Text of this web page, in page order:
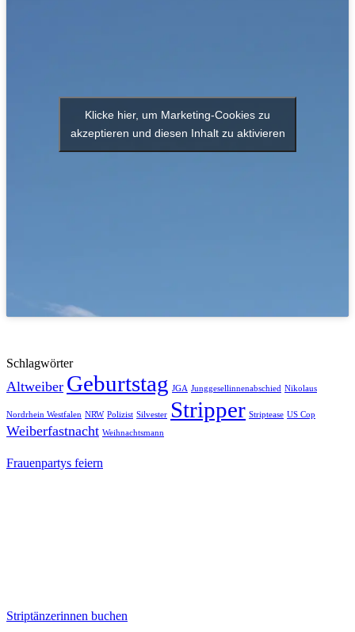
Klicke hier, um Marketing-Cookies zu
akzeptieren und diesen Inhalt zu aktivieren
Schlagwörter
Altweiber Geburtstag JGA Junggesellinnenabschied Nikolaus
Nordrhein Westfalen NRW Polizist Silvester Stripper Striptease US Cop
Weiberfastnacht Weihnachtsmann
Frauenpartys feiern
Striptänzerinnen buchen